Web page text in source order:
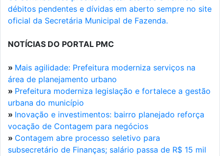
débitos pendentes e dívidas em aberto sempre no site
oficial da Secretária Municipal de Fazenda.
NOTÍCIAS DO PORTAL PMC
» Mais agilidade: Prefeitura moderniza serviços na
área de planejamento urbano
» Prefeitura moderniza legislação e fortalece a gestão
urbana do município
» Inovação e investimentos: bairro planejado reforça
vocação de Contagem para negócios
» Contagem abre processo seletivo para
subsecretário de Finanças; salário passa de R$ 15 mil